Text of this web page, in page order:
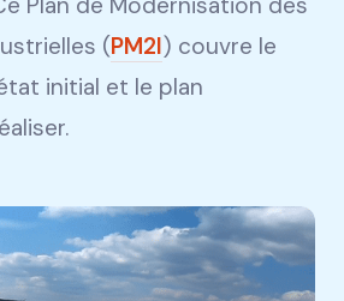
(PM2I) couvre le
initial et le plan